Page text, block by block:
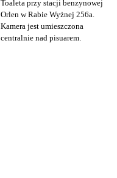
Toaleta przy stacji benzynowej
Orlen w Rabie Wyżnej 256a.
Kamera jest umieszczona
centralnie nad pisuarem.